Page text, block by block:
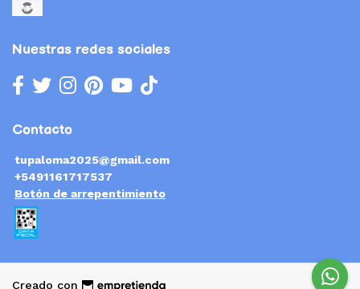
Nuestras redes sociales
Contacto
tupaloma2025@gmail.com
+5491161717537
Botón de arrepentimiento
Creado con